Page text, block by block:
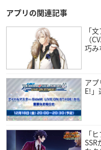
アプリの関連記事
「
（
巧み
アプ
E!」
「